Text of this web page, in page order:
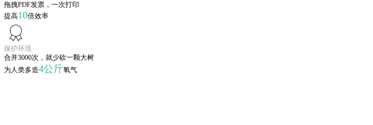
拖拽PDF发票，一次打印
提高10倍效率
保护环境
合并3000次，就少砍一颗大树
为人类多造4公斤氧气